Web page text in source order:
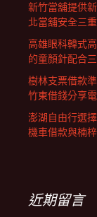
新竹當舖提供
北當舖安全三
高雄眼科韓式
的童顏針配合
樹林支票借款
竹東借錢分享
澎湖自由行選
機車借款與楠
近期留言